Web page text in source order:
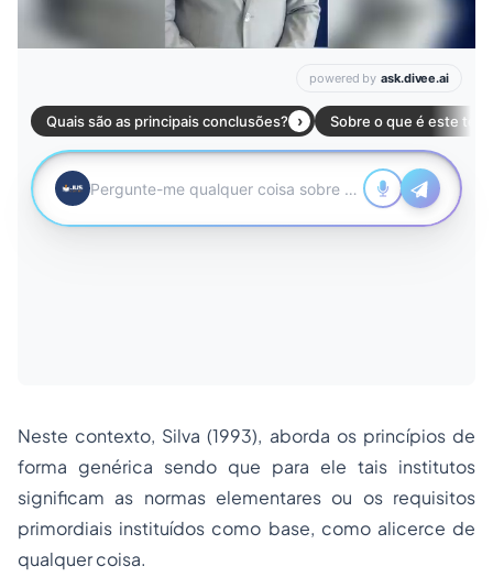
Neste contexto, Silva (1993), aborda os princípios de
forma genérica sendo que para ele tais institutos
significam as normas elementares ou os requisitos
primordiais instituídos como base, como alicerce de
qualquer coisa.